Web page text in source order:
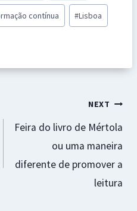
contínua #Lisboa
NEXT
Feira do livro de Mértola
ou uma maneira
diferente de promover a
leitura